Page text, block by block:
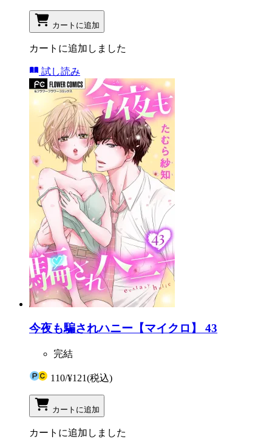
カートに追加
カートに追加しました
試し読み
今夜も騙されハニー【マイクロ】 43
完結
110/¥121(税込)
カートに追加
カートに追加しました